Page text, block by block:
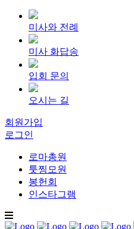
미사와 전례
미사 화답송
입회 문의
오시는 길
회원가입
로그인
로마총원
툿찡모원
봉헌회
인스타그램